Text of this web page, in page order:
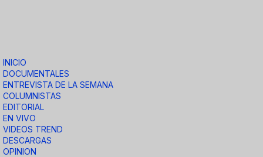
INICIO
DOCUMENTALES
ENTREVISTA DE LA SEMANA
COLUMNISTAS
EDITORIAL
EN VIVO
VIDEOS TREND
DESCARGAS
OPINION